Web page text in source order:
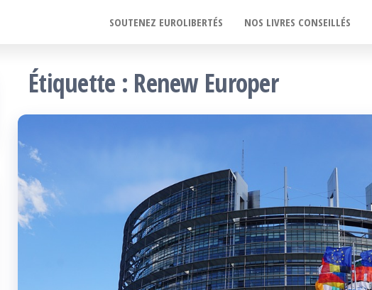
SOUTENEZ EUROLIBERTÉS NOS LIVRES CONSEILLÉS
Étiquette : Renew Europer